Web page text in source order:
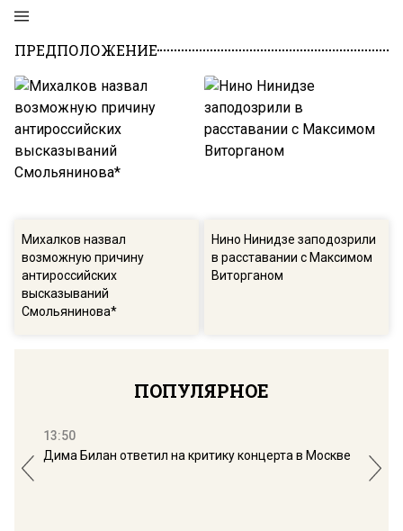
ПРЕДПОЛОЖЕНИЕ
Михалков назвал
возможную причину
антироссийских
высказываний
Смольянинова*
Нино Нинидзе заподозрили
в расставании с Максимом
Виторганом
ПОПУЛЯРНОЕ
13:50
Дима Билан ответил на критику концерта в Москве